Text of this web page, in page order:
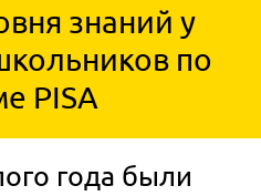
знаний у
по
PISA
года были